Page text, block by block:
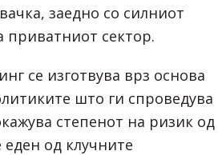
заедно со силниот
приватниот сектор.
се изготвува врз основа
што ги спроведува
степенот на ризик од
од клучните